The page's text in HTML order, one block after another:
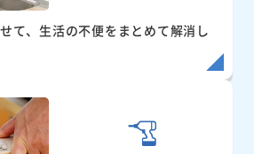
て、生活の不便をまとめて解消し